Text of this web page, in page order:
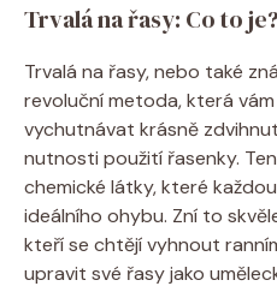
Trvalá na řasy: Co to je?
Trvalá na řasy, nebo také
revoluční metoda, která
vychutnávat krásně
nutnosti použití řasenky.
chemické látky, které
ideálního ohybu. Zní to
kteří se chtějí vyhnout
upravit své řasy jako